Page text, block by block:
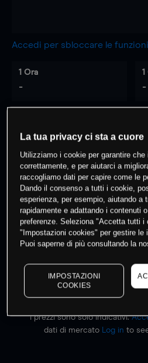
Accedi per sbloccare le
1 Ora
-
1
-
- -
0% dei clienti hanno
questo prodotto
Fai
I prezzi sono solo indicativi.
dati di mercato
Log in to
La tua privacy ci sta a cuore
Utilizziamo i cookie per garantire
correttamente, e per aiutarci a
raccogliamo dati per capire come le
Dando il consenso a tutti i cookie,
esperienza, per esempio, aiutando a
rapidamente e adattando i contenuti
preferenze. Seleziona "Accetta tutti i
"Impostazioni cookies" per gestire le
Puoi saperne di più consultando la
IMPOSTAZIONI
COOKIES